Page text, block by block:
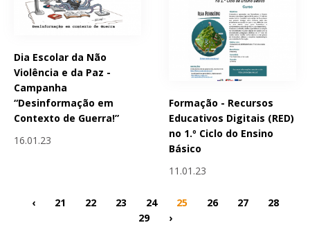
Dia Escolar da Não
Violência e da Paz -
Campanha
“Desinformação em
Contexto de Guerra!”
16.01.23
Formação - Recursos
Educativos Digitais (RED)
no 1.º Ciclo do Ensino
Básico
11.01.23
‹ 21 22 23 24 25 26 27
28
29
›